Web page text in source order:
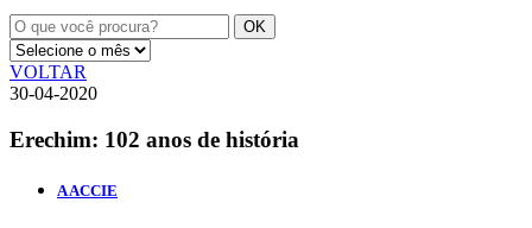
VOLTAR
30-04-2020
Erechim: 102 anos de história
A ACCIE